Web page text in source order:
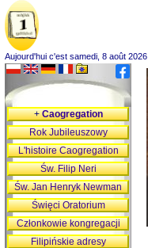
Aujourd'hui c'est samedi, 8 août 2026
+Caogregation
Rok Jubileuszowy
L'histoire Caogregation
Św. Filip Neri
Św. Jan Henryk Newman
Święci Oratorium
Członkowie kongregacji
Filipińskie adresy